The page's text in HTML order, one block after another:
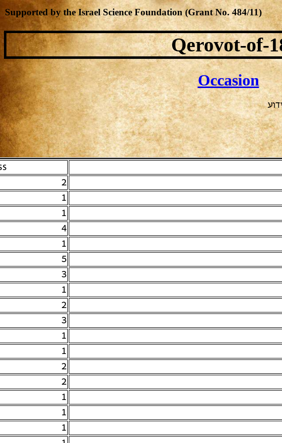
Qerovot-of-
Occasion
#
2
1
1
4
1
5
3
1
2
3
1
1
2
2
1
1
1
Supported by the Israel Science Foundation (Grant No. 484/11)